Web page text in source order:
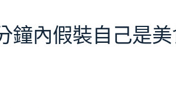
鐘內假裝自己是